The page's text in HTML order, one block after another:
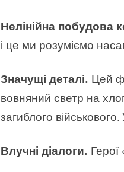
Нелінійна побудова
і це ми розуміємо
Значущі деталі. Цей
вовняний светр на
загиблого
Влучні діалоги.